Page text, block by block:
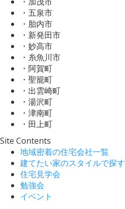
・五泉市
・胎内市
・新発田市
・妙高市
・糸魚川市
・阿賀町
・聖籠町
・出雲崎町
・湯沢町
・津南町
・田上町
Site Contents
地域密着の住宅会社一覧
建てたい家のスタイルで探す
住宅見学会
勉強会
イベント